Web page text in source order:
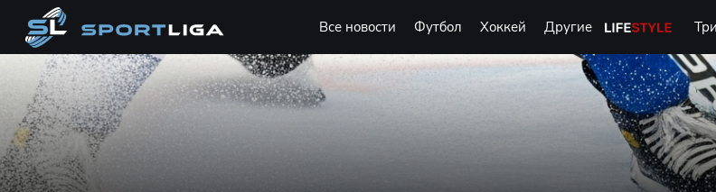
Все новости Футбол Хоккей Другие Life Style